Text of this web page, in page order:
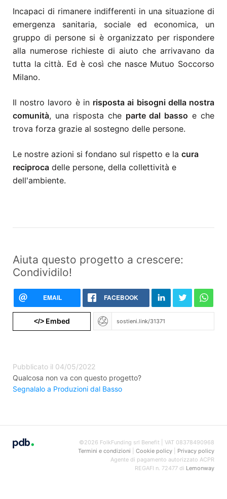
Incapaci di rimanere indifferenti in una situazione di
emergenza sanitaria, sociale ed economica, un
gruppo di persone si è organizzato per rispondere
alla numerose richieste di aiuto che arrivavano da
tutta la città. Ed è così che nasce Mutuo Soccorso
Milano.
Il nostro lavoro è in risposta ai bisogni della nostra
comunità, una risposta che parte dal basso e che
trova forza grazie al sostegno delle persone.
Le nostre azioni si fondano sul rispetto e la cura
reciproca delle persone, della collettività e
dell'ambiente.
Aiuta questo progetto a crescere:
Condividilo!
EMAIL FACEBOOK
</>Embed
Pubblicato il 04/05/2022
Qualcosa non va con questo progetto?
Segnalalo a Produzioni dal Basso
©2026 FolkFunding srl Benefit | VAT 08378490968
Termini e condizioni
Cookie policy| Privacy policy
Agente di pagamento autorizzato ACPR
REGAFI n. 72477 di Lemonway